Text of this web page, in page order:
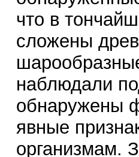
что в
сложены
наблюдали
обнаружены
явные
организмам.